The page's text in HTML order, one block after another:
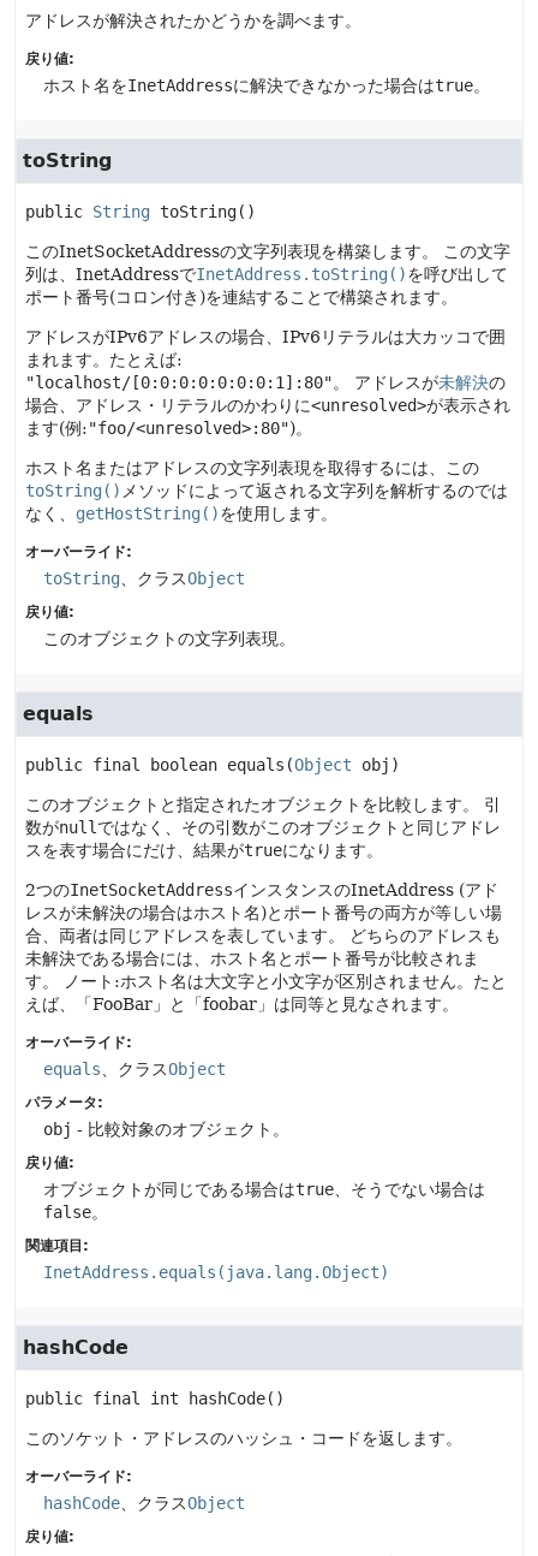
アドレスが解決されたかどうかを調べます。
戻り値:
ホスト名をInetAddressに解決できなかった場合はtrue。
toString
public String toString()
このInetSocketAddressの文字列表現を構築します。
この文字
列は、InetAddressでInetAddress.toString()を呼び出して
ポート番号(コロン付き)を連結することで構築されます。
アドレスがIPv6アドレスの場合、IPv6リテラルは大カッコで囲
まれます。たとえば:
"localhost/[0:0:0:0:0:0:0:1]:80"。 アドレスが未解決の
場合、アドレス・リテラルのかわりに<unresolved>が表示され
ます(例:"foo/<unresolved>:80")。
ホスト名またはアドレスの文字列表現を取得するには、この
toString() メソッドによって返される文字列を解析するのでは
なく、 getHostString()を使用します。
オーバーライド:
toString 、クラスObject
戻り値:
このオブジェクトの文字列表現。
equals
public final boolean equals (Object obj)
このオブジェクトと指定されたオブジェクトを比較します。
引
数がnull ではなく、その引数がこのオブジェクトと同じアドレ
スを表す場合にだけ、結果がtrueになります。
2つのInetSocketAddressインスタンスのInetAddress (アド
レスが未解決の場合はホスト名)とポート番号の両方が等しい場
合、両者は同じアドレスを表しています。
どちらのアドレスも
未解決である場合には、ホスト名とポート番号が比較されま
す。
ノート:ホスト名は大文字と小文字が区別されません。たと
えば、「FooBar」と「foobar」は同等と見なされます。
オーバーライド:
equals 、クラスObject
パラメータ:
obj - 比較対象のオブジェクト。
戻り値:
オブジェクトが同じである場合はtrue 、そうでない場合は
false。
関連項目:
InetAddress.equals(java.lang.Object)
hashCode
public final int hashCode()
このソケット・アドレスのハッシュ・コードを返します。
オーバーライド:
hashCode 、クラスObject
戻り値: